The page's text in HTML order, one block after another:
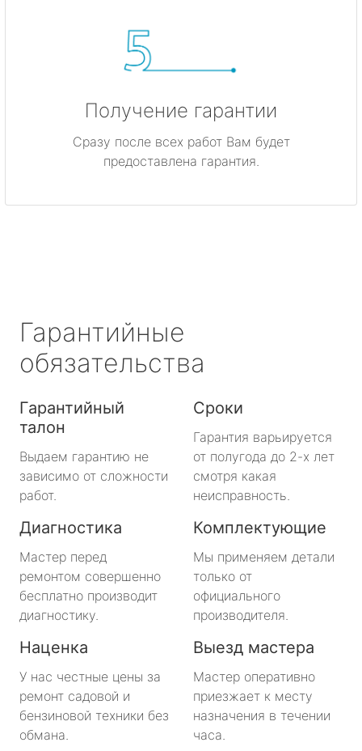
Получение гарантии
Сразу после всех работ Вам будет
предоставлена гарантия.
Гарантийные
обязательства
Гарантийный
талон
Выдаем гарантию не
зависимо от сложности
работ.
Сроки
Гарантия варьируется
от полугода до 2-х лет
смотря какая
неисправность.
Диагностика
Мастер перед
ремонтом совершенно
бесплатно производит
диагностику.
Комплектующие
Мы применяем детали
только от
официального
производителя.
Наценка
У нас честные цены за
ремонт садовой и
бензиновой техники без
обмана.
Выезд мастера
Мастер оперативно
приезжает к месту
назначения в течении
часа.